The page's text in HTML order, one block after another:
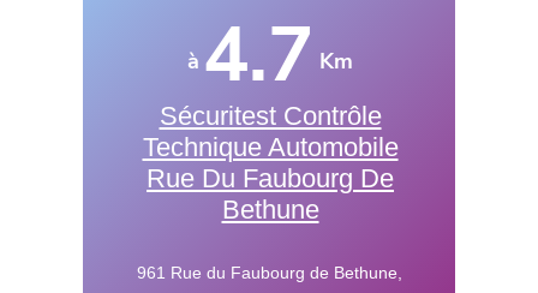
à 4.7 Km
Sécuritest Contrôle
Technique Automobile
Rue Du Faubourg De
Bethune
961 Rue du Faubourg de Bethune,